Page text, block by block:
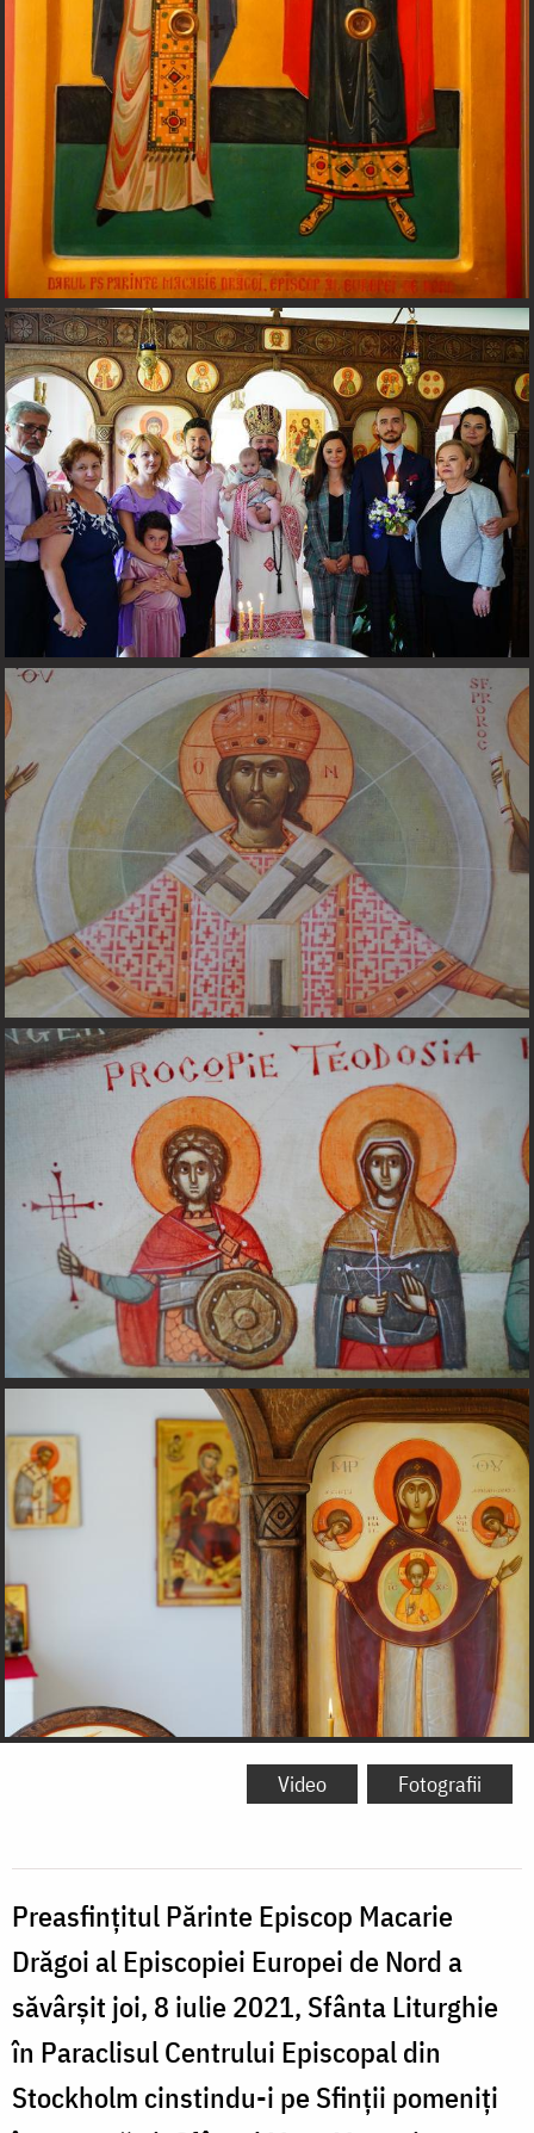
Video Fotografii
Preasfințitul Părinte Episcop Macarie
Drăgoi al Episcopiei Europei de Nord a
săvârșit joi, 8 iulie 2021, Sfânta Liturghie
în Paraclisul Centrului Episcopal din
Stockholm cinstindu-i pe Sfinții pomeniți